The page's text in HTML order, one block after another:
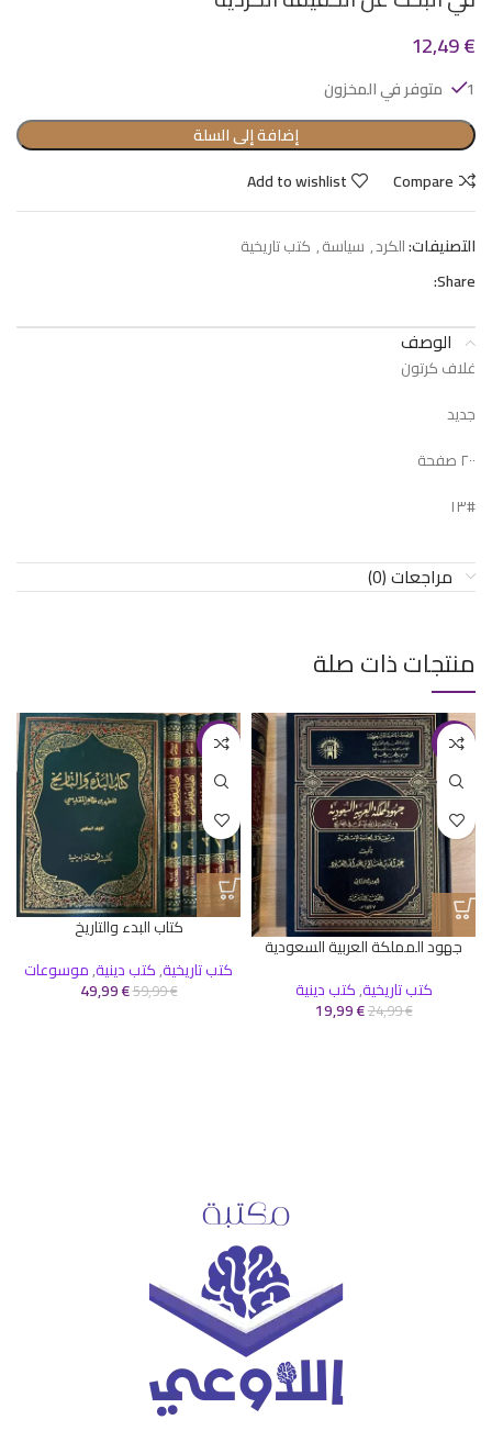
12,49€
1 متوفر في المخزون
إضافة إلى السلة
Compare
Add to wishlist
التصنيفات:الكرد, سياسة, كتب تاريخية
Share:
الوصف
غلاف كرتون
جديد
٢٠٠ صفحة
#١٣
مراجعات (0)
منتجات ذات صلة
-20%
جهود المملكة العربية السعودية
كتب تاريخية,كتب دينية
24,99€
19,99€
-17%
كتاب البدء والتاريخ
كتب تاريخية,كتب دينية,موسوعات
59,99€
49,99€